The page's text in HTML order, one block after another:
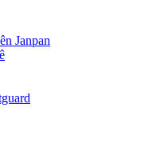
Janpan